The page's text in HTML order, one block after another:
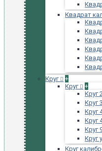
Квадрат
Круг
+
Круг
+
Круг
Круг
Круг
Круг
Круг
Круг
Круг